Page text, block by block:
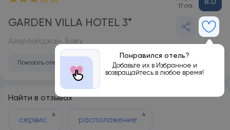
17 отз. 8.0
GARDEN VILLA HOTEL 3*
Понравился отель?
Добавьте их в Избранное и
возвращайтесь в любое время!
Азербайджан, Баку
Показать отель на карте
Найти в отзывах
сервис
6
расположение
4